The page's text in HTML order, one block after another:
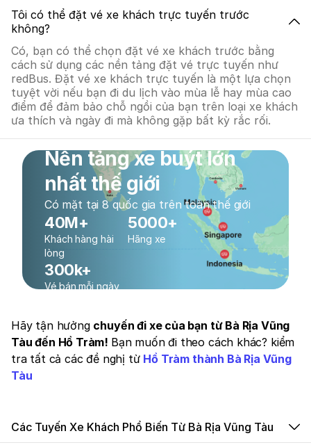
Tôi có thể đặt vé xe khách trực tuyến trước
không?
Có, bạn có thể chọn đặt vé xe khách trước bằng
cách sử dụng các nền tảng đặt vé trực tuyến như
redBus. Đặt vé xe khách trực tuyến là một lựa chọn
tuyệt vời nếu bạn đi du lịch vào mùa lễ hay mùa cao
điểm để đảm bảo chỗ ngồi của bạn trên loại xe khách
ưa thích và ngày đi mà không gặp bất kỳ rắc rối.
Nền tảng xe buýt lớn
nhất thế giới
Có mặt tại 8 quốc gia trên toàn thế giới
40M+
Khách hàng hài
lòng
5000+
Hãng xe
300k+
Vé bán mỗi ngày
Hãy tận hưởng chuyến đi xe của bạn từ Bà Rịa Vũng
Tàu đến Hồ Tràm! Bạn muốn đi theo cách khác? kiểm
tra tất cả các đề nghị từ Hồ Tràm thành Bà Rịa Vũng
Tàu
Các Tuyến Xe Khách Phổ Biến Từ Bà Rịa Vũng Tàu